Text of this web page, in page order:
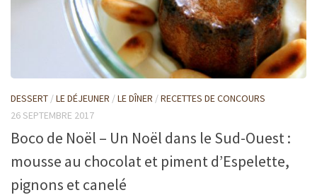
DESSERT /LE DÉJEUNER /LE DÎNER /RECETTES DE CONCOURS
26 SEPTEMBRE 2017
Boco de Noël – Un Noël dans le Sud-Ouest :
mousse au chocolat et piment d’Espelette,
pignons et canelé